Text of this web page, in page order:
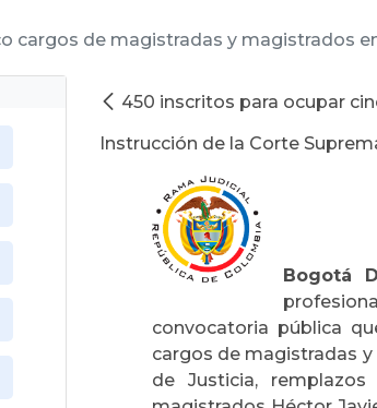
cargos de magistradas y magistrados
450 inscritos para ocupar
Instrucción de la Corte
Bogotá
convocatoria pública
cargos de magistradas
de Justicia,